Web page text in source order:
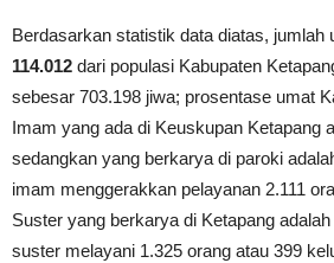
Berdasarkan statistik data diatas, jumlah
114.012 dari populasi Kabupaten
sebesar 703.198 jiwa; prosentase umat
Imam yang ada di Keuskupan Ketapang
sedangkan yang berkarya di paroki
imam menggerakkan pelayanan 2.111
Suster yang berkarya di Ketapang
suster melayani 1.325 orang atau 399